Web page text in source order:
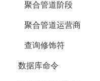
聚合管道阶段
聚合管道运营商
查询修饰符
数据库命令